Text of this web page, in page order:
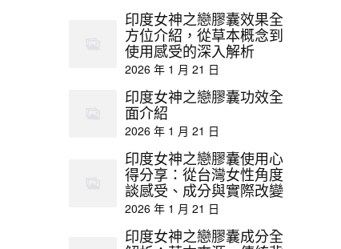
印度女神之戀膠囊效果全
方位介紹，從草本概念到
使用感受的深入解析
2026 年 1 月 21 日
印度女神之戀膠囊功效全
面介紹
2026 年 1 月 21 日
印度女神之戀膠囊使用心
得分享：從台灣女性角度
談感受、成分與實際改變
2026 年 1 月 21 日
印度女神之戀膠囊成分全